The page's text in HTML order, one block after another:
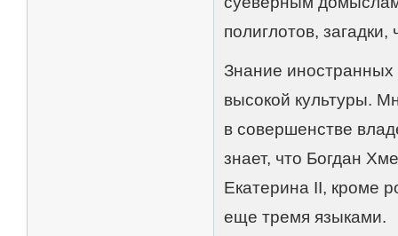
полиглотов, загадки,
Знание
высокой культуры.
в совершенстве
знает, что Богдан
Екатерина II, кроме
еще тремя языками.